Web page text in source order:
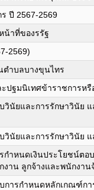
ปี 2567-2569
น้าที่ของรรัฐ
2569)
ตำบลบางขุนไทร
ปฐมนิเทศข้าราชการห
วินัยและการรักษาวินัย
วินัยและการรักษาวินัย
กำหนดเงินประโยชน์ต
งาน ลูกจ้างและพนักงาน
การกำหนดหลักเกณฑ์ก